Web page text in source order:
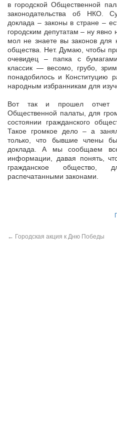
в городской Общественной
законодательства об НКО.
доклада – законы в стране –
городским депутатам – ну явно
мол не знаете вы законов для
общества. Нет. Думаю, чтобы
очевидец – папка с
классик — весомо, грубо,
понадобилось и Конституцию
народным избранникам для
Вот так и прошел отчет о
Общественной палаты, для
состоянии гражданского
Такое громкое дело – а
только, что бывшие члены
доклада. А мы сообщаем
информации, давая понять,
гражданское общество,
распечатанными законами.
← Городская акция к Дню Победы